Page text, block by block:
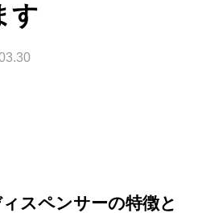
す
スペンサーの特徴と